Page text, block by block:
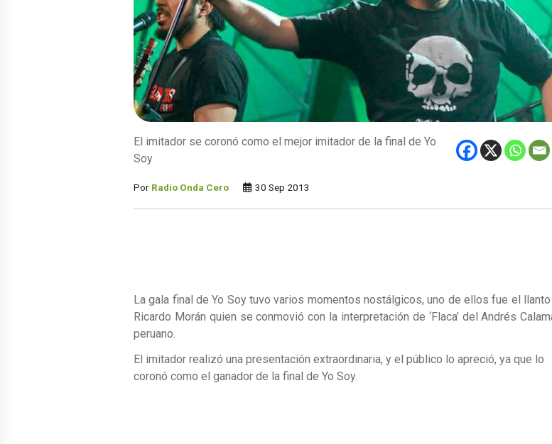
El imitador se coronó como el mejor imitador de la final de Yo
Soy
Por Radio Onda Cero 30 Sep 2013
La gala final de Yo Soy tuvo varios momentos nostálgicos, uno de ellos fue el
Ricardo Morán quien se conmovió con la interpretación de ‘Flaca’ del Andrés
peruano.
El imitador realizó una presentación extraordinaria, y el público lo apreció, ya que lo
coronó como el ganador de la final de Yo Soy.